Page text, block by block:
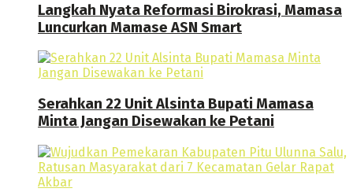
Langkah Nyata Reformasi Birokrasi, Mamasa
Luncurkan Mamase ASN Smart
Serahkan 22 Unit Alsinta Bupati Mamasa
Minta Jangan Disewakan ke Petani